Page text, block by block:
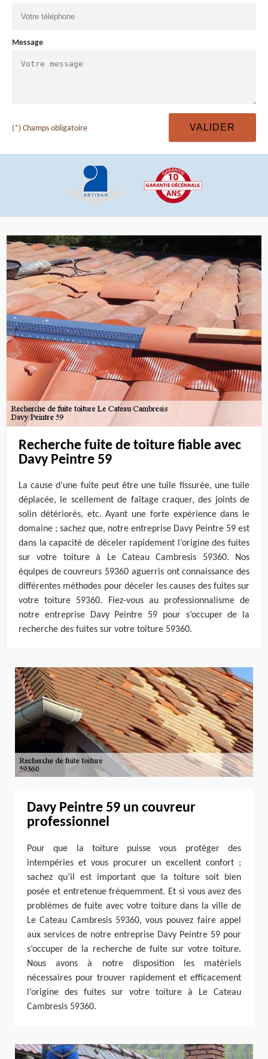
Message
(*) Champs obligatoire
Recherche fuite de toiture fiable avec
Davy Peintre 59
La cause d’une fuite peut être une tuile fissurée, une tuile
déplacée, le scellement de faîtage craquer, des joints de
solin détériorés, etc. Ayant une forte expérience dans le
domaine ; sachez que, notre entreprise Davy Peintre 59 est
dans la capacité de déceler rapidement l’origine des fuites
sur votre toiture à Le Cateau Cambresis 59360. Nos
équipes de couvreurs 59360 aguerris ont connaissance des
différentes méthodes pour déceler les causes des fuites sur
votre toiture 59360. Fiez-vous au professionnalisme de
notre entreprise Davy Peintre 59 pour s’occuper de la
recherche des fuites sur votre toiture 59360.
Davy Peintre 59 un couvreur
professionnel
Pour que la toiture puisse vous protéger des
intempéries et vous procurer un excellent confort ;
sachez qu’il est important que la toiture soit bien
posée et entretenue fréquemment. Et si vous avez des
problèmes de fuite avec votre toiture dans la ville de
Le Cateau Cambresis 59360, vous pouvez faire appel
aux services de notre entreprise Davy Peintre 59 pour
s’occuper de la recherche de fuite sur votre toiture.
Nous avons à notre disposition les matériels
nécessaires pour trouver rapidement et efficacement
l’origine des fuites sur votre toiture à Le Cateau
Cambresis 59360.